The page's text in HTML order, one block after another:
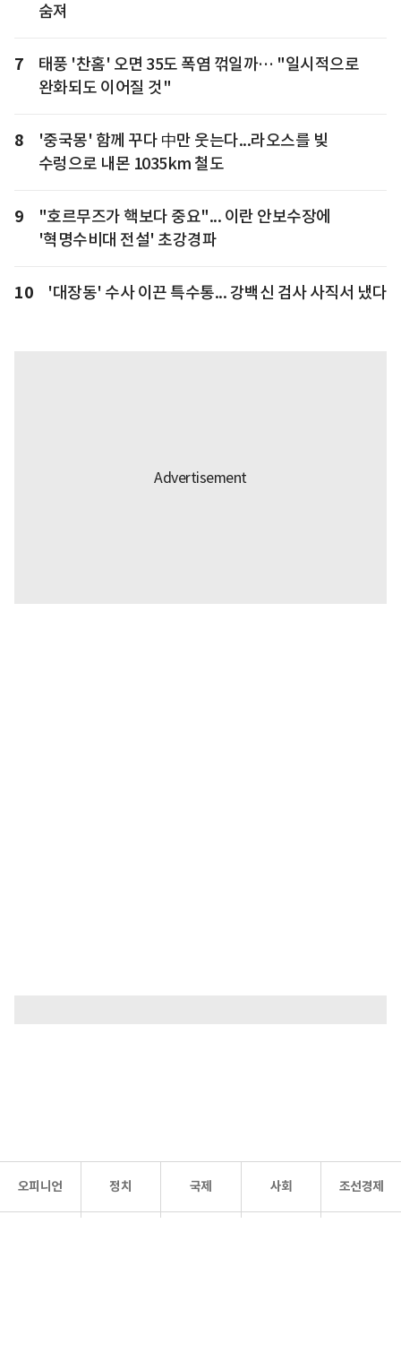
숨져
7
태풍 '찬홈' 오면 35도 폭염 꺾일까… "일시적으로
완화되도 이어질 것"
8
'중국몽' 함께 꾸다 中만 웃는다...라오스를 빚
수렁으로 내몬 1035km 철도
9
"호르무즈가 핵보다 중요"... 이란 안보수장에
'혁명수비대 전설' 초강경파
10 '대장동' 수사 이끈 특수통... 강백신 검사 사직서 냈다
오피니언 정치 국제 사회 조선경제